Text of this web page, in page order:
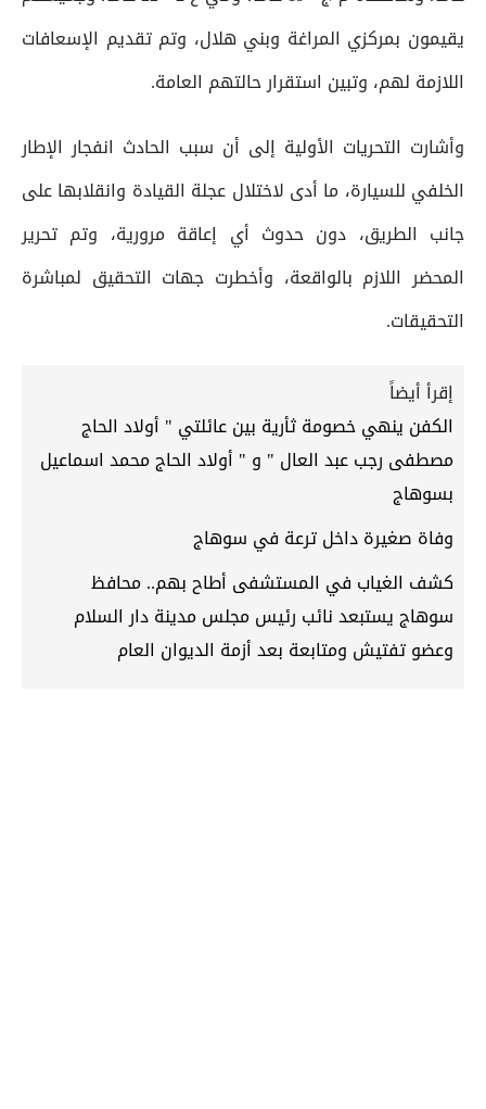
يقيمون بمركزي المراغة وبني هلال، وتم تقديم الإسعافات
اللازمة لهم، وتبين استقرار حالتهم العامة.
وأشارت التحريات الأولية إلى أن سبب الحادث انفجار الإطار
الخلفي للسيارة، ما أدى لاختلال عجلة القيادة وانقلابها على
جانب الطريق، دون حدوث أي إعاقة مرورية، وتم تحرير
المحضر اللازم بالواقعة، وأخطرت جهات التحقيق لمباشرة
التحقيقات.
إقرأ أيضاً
الكفن ينهي خصومة ثأرية بين عائلتي " أولاد الحاج
مصطفى رجب عبد العال " و " أولاد الحاج محمد اسماعيل
بسوهاج
وفاة صغيرة داخل ترعة في سوهاج
كشف الغياب في المستشفى أطاح بهم.. محافظ
سوهاج يستبعد نائب رئيس مجلس مدينة دار السلام
وعضو تفتيش ومتابعة بعد أزمة الديوان العام